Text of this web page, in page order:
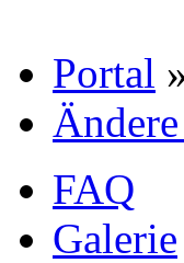
Portal
FAQ
Galerie